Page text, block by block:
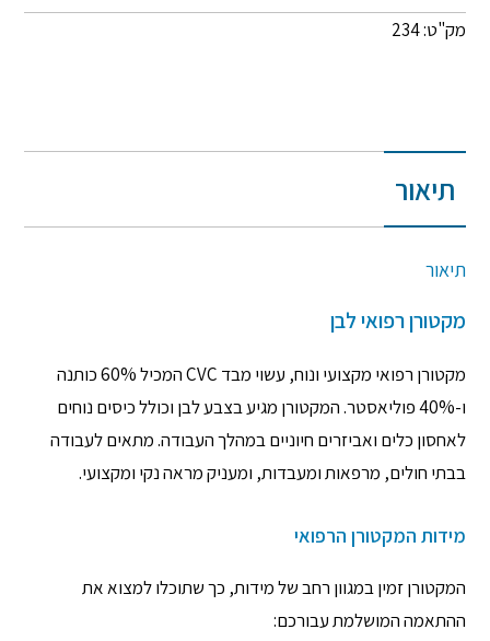
מק"ט: 234
תיאור
תיאור
מקטורן רפואי לבן
מקטורן רפואי מקצועי ונוח, עשוי מבד CVC המכיל 60% כותנה
ו-40% פוליאסטר. המקטורן מגיע בצבע לבן וכולל כיסים נוחים
לאחסון כלים ואביזרים חיוניים במהלך העבודה. מתאים לעבודה
בבתי חולים, מרפאות ומעבדות, ומעניק מראה נקי ומקצועי.
מידות המקטורן הרפואי
המקטורן זמין במגוון רחב של מידות, כך שתוכלו למצוא את
ההתאמה המושלמת עבורכם: